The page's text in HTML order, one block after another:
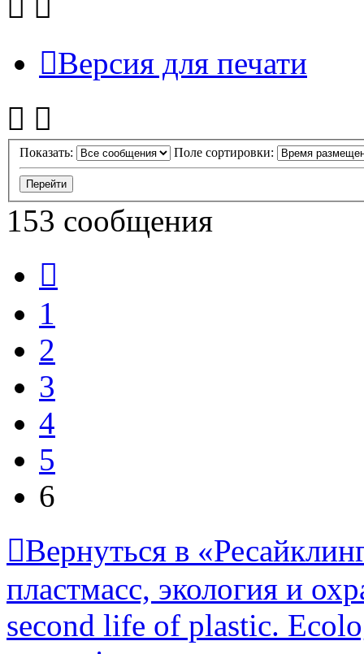
Версия для печати
Показать: Поле сортировки:
153 сообщения
1
2
3
4
5
6
Вернуться в
пластмасс, экология и
second life of plastic.